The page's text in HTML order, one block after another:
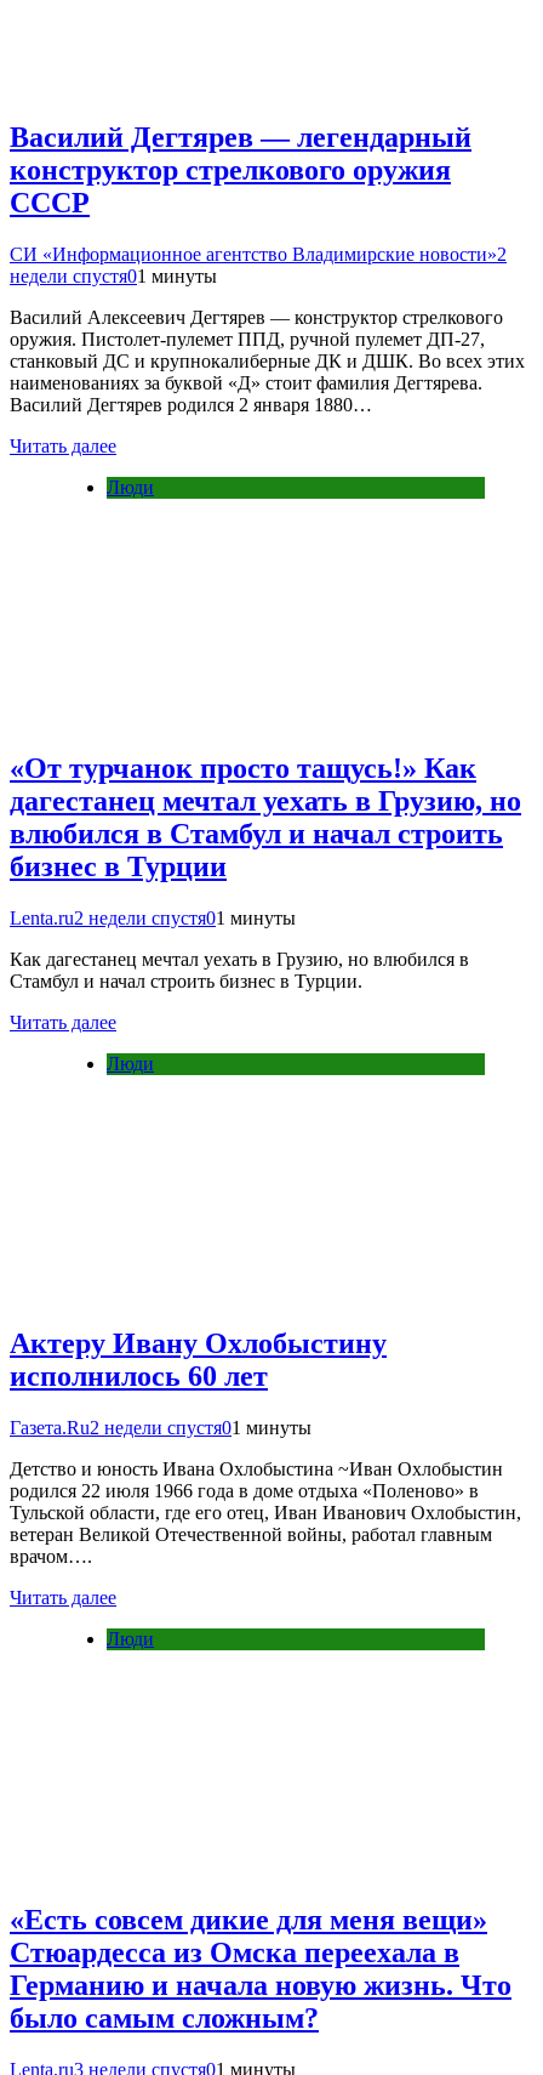
Василий Дегтярев — легендарный
конструктор стрелкового оружия
СССР
СИ «Информационное агентство Владимирские новости»2
недели спустя01 минуты
Василий Алексеевич Дегтярев — конструктор стрелкового
оружия. Пистолет-пулемет ППД, ручной пулемет ДП-27,
станковый ДС и крупнокалиберные ДК и ДШК. Во всех этих
наименованиях за буквой «Д» стоит фамилия Дегтярева.
Василий Дегтярев родился 2 января 1880…
Читать далее
Люди
«От турчанок просто тащусь!» Как
дагестанец мечтал уехать в Грузию, но
влюбился в Стамбул и начал строить
бизнес в Турции
Lenta.ru2 недели спустя01 минуты
Как дагестанец мечтал уехать в Грузию, но влюбился в
Стамбул и начал строить бизнес в Турции.
Читать далее
Люди
Актеру Ивану Охлобыстину
исполнилось 60 лет
Газета.Ru2 недели спустя01 минуты
Детство и юность Ивана Охлобыстина ~Иван Охлобыстин
родился 22 июля 1966 года в доме отдыха «Поленово» в
Тульской области, где его отец, Иван Иванович Охлобыстин,
ветеран Великой Отечественной войны, работал главным
врачом….
Читать далее
Люди
«Есть совсем дикие для меня вещи»
Стюардесса из Омска переехала в
Германию и начала новую жизнь. Что
было самым сложным?
Lenta.ru3 недели спустя01 минуты